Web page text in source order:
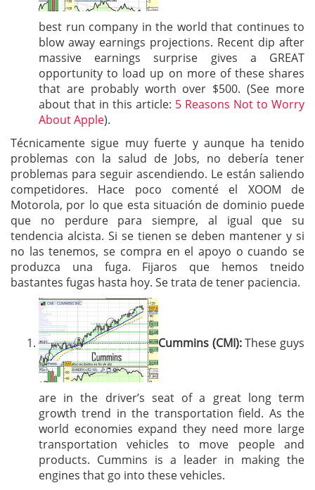
best run company in the world that continues to
blow away earnings projections. Recent dip after
massive earnings surprise gives a GREAT
opportunity to load up on more of these shares
that are probably worth over $500. (See more
about that in this article: 5 Reasons Not to Worry
About Apple).
Técnicamente sigue muy fuerte y aunque ha tenido
problemas con la salud de Jobs, no debería tener
problemas para seguir ascendiendo. Le están saliendo
competidores. Hace poco comenté el XOOM de
Motorola, por lo que esta situación de dominio puede
que no perdure para siempre, al igual que su
tendencia alcista. Si se tienen se deben mantener y si
no las tenemos, se compra en el apoyo o cuando se
produzca una fuga. Fijaros que hemos tneido
bastantes fugas hasta hoy. Se trata de tener paciencia.
Cummins (CMI):These guys
are in the driver’s seat of a great long term
growth trend in the transportation field. As the
world economies expand they need more large
transportation vehicles to move people and
products. Cummins is a leader in making the
engines that go into these vehicles.